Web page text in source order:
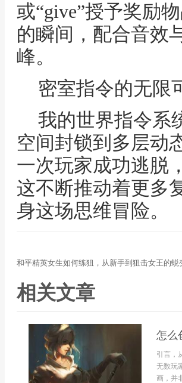
或“give”授予奖励
的瞬间，配合音效
峰。
密室指令的无限
我的世界指令系
空间封锁到多层动
一次玩家成功逃脱
这不断推动着更多
身这场思维冒险。
和平精英女生如何练狙，从新手到狙击女王的蜕
相关文章
怎么
引言，
无数玩
画，并